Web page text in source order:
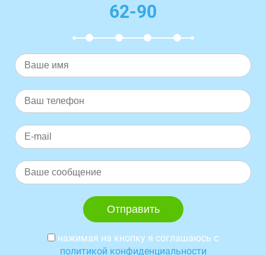
62-90
нажимая на кнопку я соглашаюсь с
политикой конфиденциальности